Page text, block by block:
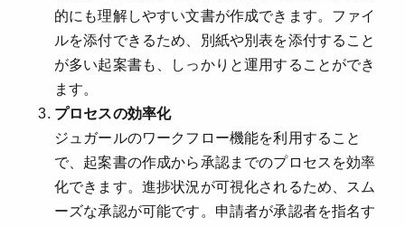
的にも理解しやすい文書が作成できます。ファイ
ルを添付できるため、別紙や別表を添付すること
が多い起案書も、しっかりと運用することができ
ます。
プロセスの効率化
ジュガールのワークフロー機能を利用すること
で、起案書の作成から承認までのプロセスを効率
化できます。進捗状況が可視化されるため、スム
ーズな承認が可能です。申請者が承認者を指名す